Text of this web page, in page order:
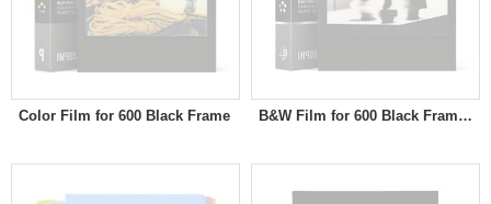
Color Film for 600 Black Frame B&W Film for 600 Black Frame Generation 2.0